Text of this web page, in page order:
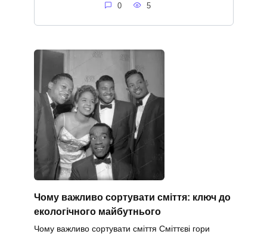
0 5
Чому важливо сортувати сміття: ключ до
екологічного майбутнього
Чому важливо сортувати сміття Сміттєві гори